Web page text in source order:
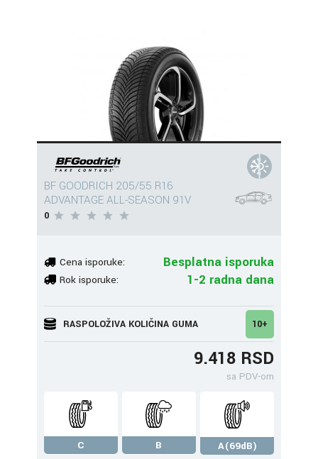
BF GOODRICH 205/55 R16
ADVANTAGE ALL-SEASON 91V
0
Cena isporuke: Besplatna isporuka
Rok isporuke: 1-2 radna dana
RASPOLOŽIVA KOLIČINA GUMA 10+
9.418 RSD
sa PDV-om
C B
A(69dB)